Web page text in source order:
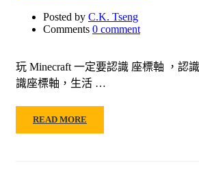
Posted by C.K. Tseng
Comments 0 comment
玩 Minecraft 一定要認識 座標軸 ，認
識座標軸，生活 …
READ MORE